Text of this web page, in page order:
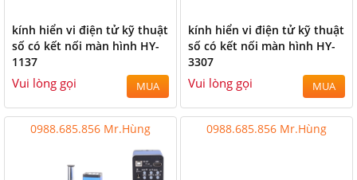
kính hiển vi điện tử kỹ thuật
số có kết nối màn hình HY-
1137
Vui lòng gọi MUA
kính hiển vi điện tử kỹ thuật
số có kết nối màn hình HY-
3307
Vui lòng gọi MUA
0988.685.856 Mr.Hùng 0988.685.856 Mr.Hùng